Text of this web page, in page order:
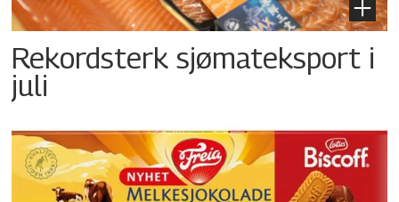
Rekordsterk sjømateksport i
juli